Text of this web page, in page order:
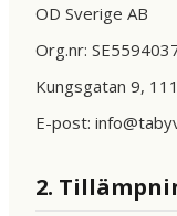
OD Sverige AB
Org.nr:
Kungsgatan 9,
E-post:
2.